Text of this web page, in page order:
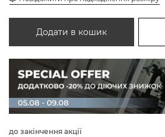
Додати в кошик
до закінчення акції